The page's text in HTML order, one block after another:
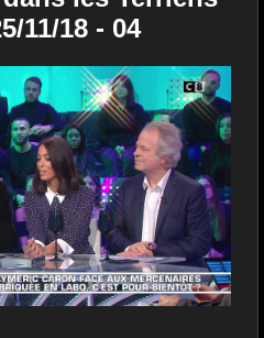
11/18 - 04